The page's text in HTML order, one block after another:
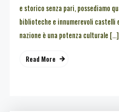
e storico senza pari, possediamo
biblioteche e innumerevoli castelli
nazione è una potenza culturale […]
Read More